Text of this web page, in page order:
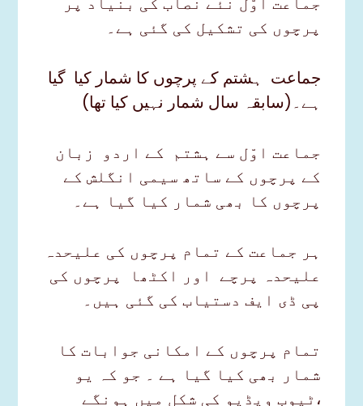
پرچوں کی تشکیل کی گئی ہے۔
جماعت ہشتم کے پرچوں کا شمار کیا گیا
ہے۔(سابقہ سال شمار نہیں کیا تھا)
جماعت اوّل سے ہشتم کے اردو زبان
کے پرچوں کے ساتھ سیمی انگلش کے
پرچوں کا بھی شمار کیا گیا ہے۔
ہر جماعت کے تمام پرچوں کی علیحدہ
علیحدہ پرچے اور اکٹھا پرچوں کی
پی ڈی ایف دستیاب کی گئی ہیں۔
تمام پرچوں کے امکانی جوابات کا
شمار بھی کیا گیا ہے ۔ جو کہ یو
ٹیوب ویڈیو کی شکل میں ہونگے،